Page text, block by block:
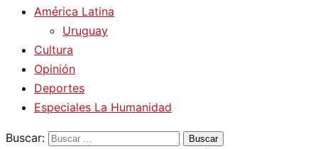
América Latina
Uruguay
Cultura
Opinión
Deportes
Especiales La Humanidad
Buscar: